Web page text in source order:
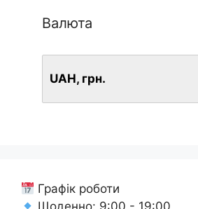
Валюта
UAH, грн.
Графік роботи
Щоденно: 9:00 - 19:00